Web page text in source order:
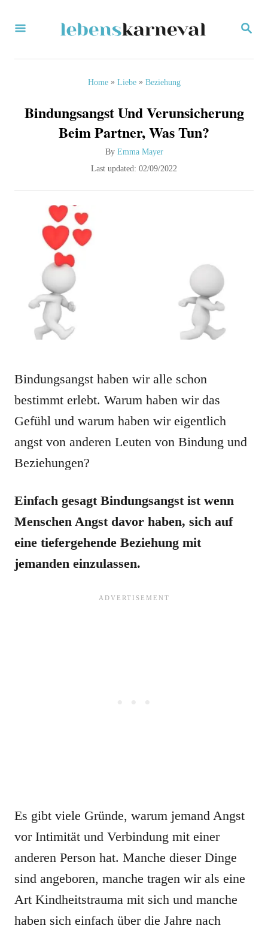
S
Home» Liebe» Beziehung
Bindungsangst Und Verunsicherung
Beim Partner, Was Tun?
By A
u
h
Emma Mayer
P
d
Last updated: 02/09/2022
Bindungsangst haben wir alle schon
bestimmt erlebt. Warum haben wir das
Gefühl und warum haben wir eigentlich
angst von anderen Leuten von Bindung und
Beziehungen?
Einfach gesagt Bindungsangst ist wenn
Menschen Angst davor haben, sich auf
eine tiefergehende Beziehung mit
jemanden einzulassen.
Es gibt viele Gründe, warum jemand Angst
vor Intimität und Verbindung mit einer
anderen Person hat. Manche dieser Dinge
sind angeboren, manche tragen wir als eine
Art Kindheitstrauma mit sich und manche
haben sich einfach über die Jahre nach